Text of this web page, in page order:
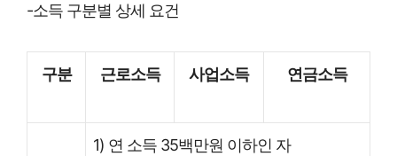
-소득 구분별 상세 요건
구분 근로소득 사업소득 연금소득
1) 연 소득 35백만원 이하인 자